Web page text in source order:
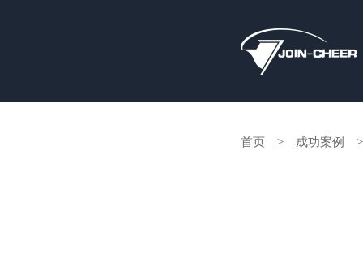
首页 > 成功案例 >